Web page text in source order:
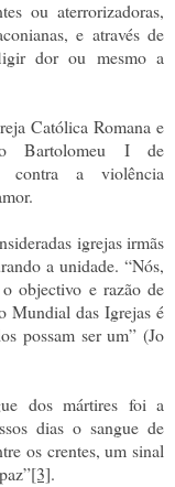
ou aterrorizadoras,
e através de
dor ou mesmo a
Católica Romana e
Bartolomeu I de
contra a violência
igrejas irmãs
a unidade. “Nós,
objectivo e razão de
Mundial das Igrejas é
possam ser um” (Jo
dos mártires foi a
dias o sangue de
os crentes, um sinal
[3].